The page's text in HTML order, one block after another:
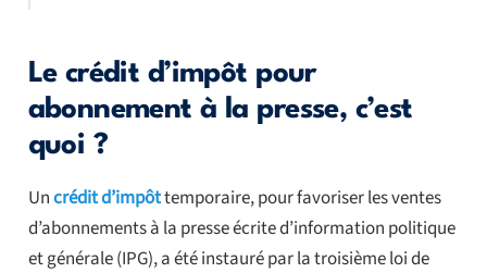
Le crédit d’impôt pour
abonnement à la presse, c’est
quoi ?
Uncrédit d’impôttemporaire, pour favoriser les ventes
d’abonnements à la presse écrite d’information politique
et générale (IPG), a été instauré par la troisième loi de